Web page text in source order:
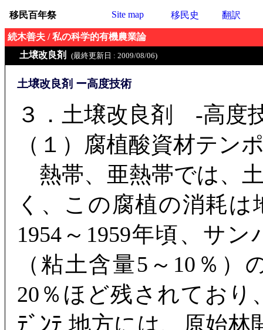
移民百年祭 Site map 移民史 翻訳
続木善夫 / 私の科学的有機農業論
土壌改良剤
(最終更新日 : 2009/08/06)
土壌改良剤 ー高度技術
３．土壌改良剤 ‐高
（１）腐植酸資材テン
熱帯、亜熱帯では、
く、この腐植の消耗
1954～1959年頃、サ
（粘土含量5～10％
20％ほど残されており
ﾃﾞﾝﾃ 地方には、原始林